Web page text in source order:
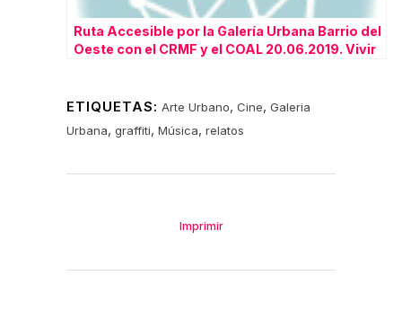
Ruta Accesible por la Galería Urbana Barrio del
Oeste con el CRMF y el COAL 20.06.2019. Vivir
ETIQUETAS: Arte Urbano, Cine, Galeria
Urbana, graffiti, Música, relatos
Imprimir